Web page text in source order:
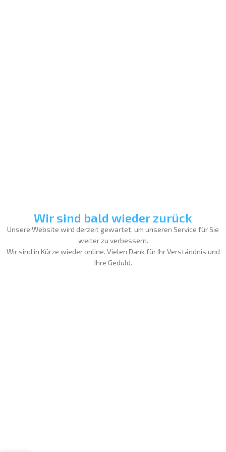
Wir sind bald wieder zurück
Unsere Website wird derzeit gewartet, um unseren Service für Sie
weiter zu verbessern.
Wir sind in Kürze wieder online. Vielen Dank für Ihr Verständnis und
Ihre Geduld.